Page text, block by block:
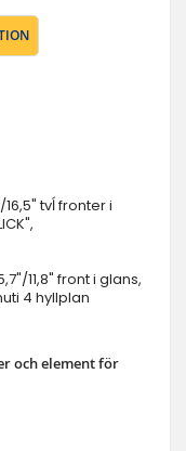
tvĺ fronter i
11,8" front i glans,
4 hyllplan
och element för